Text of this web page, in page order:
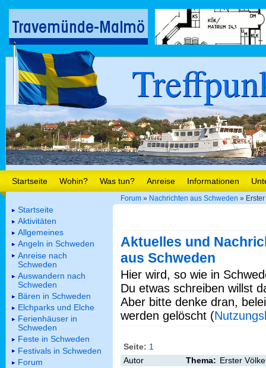
Startseite Wohin? Was tun? Anreise Informationen
Forum » Nachrichten aus Schweden »
Aktuelles und
aus Schweden
Hier wird, so wie in
Du etwas schreiben willst
Aber bitte denke dran,
werden gelöscht (
Seite: 1
Autor
Thema: Erster
Startseite
Aktivitäten
Allgemeines
Angeln in Schweden
Anreise nach
Schweden
Auswandern nach
Schweden
Bären in Schweden
Elchparks und Elche
Ferienhäuser in
Schweden
Feste in Schweden
Festivals in Schweden
Forum